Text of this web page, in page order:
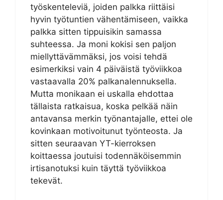
työskenteleviä, joiden palkka riittäisi
hyvin työtuntien vähentämiseen, vaikka
palkka sitten tippuisikin samassa
suhteessa. Ja moni kokisi sen paljon
miellyttävämmäksi, jos voisi tehdä
esimerkiksi vain 4 päiväistä työviikkoa
vastaavalla 20% palkanalennuksella.
Mutta monikaan ei uskalla ehdottaa
tällaista ratkaisua, koska pelkää näin
antavansa merkin työnantajalle, ettei ole
kovinkaan motivoitunut työnteosta. Ja
sitten seuraavan YT-kierroksen
koittaessa joutuisi todennäköisemmin
irtisanotuksi kuin täyttä työviikkoa
tekevät.